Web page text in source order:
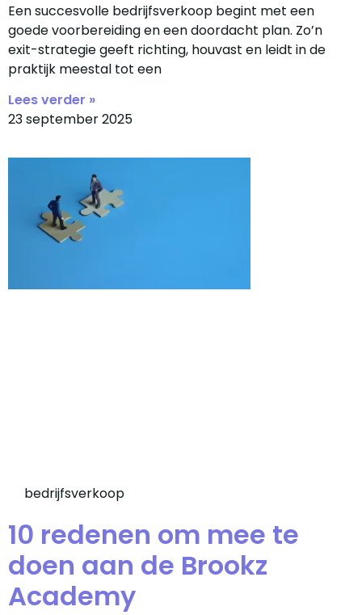
Een succesvolle bedrijfsverkoop begint met een
goede voorbereiding en een doordacht plan. Zo’n
exit-strategie geeft richting, houvast en leidt in de
praktijk meestal tot een
Lees verder »
23 september 2025
bedrijfsverkoop
10 redenen om mee te
doen aan de Brookz
Academy